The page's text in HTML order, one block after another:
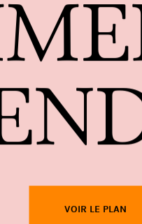
ME
N